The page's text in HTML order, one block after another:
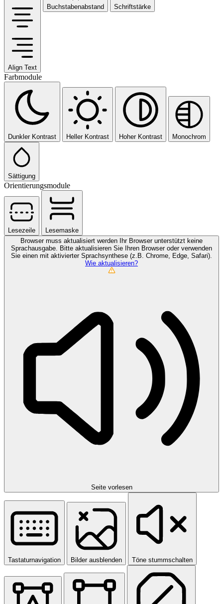
Align Text
Buchstabenabstand Schriftstärke
Farbmodule
Dunkler Kontrast Heller Kontrast Hoher Kontrast Monochrom
Sättigung
Orientierungsmodule
Lesezeile
Lesemaske
Browser muss aktualisiert werden
Ihr Browser unterstützt keine
Sprachausgabe. Bitte aktualisieren Sie Ihren Browser oder verwenden
Sie einen mit aktivierter Sprachsynthese (z.B. Chrome, Edge, Safari).
Wie aktualisieren?
Seite vorlesen
Tastaturnavigation Bilder ausblenden Töne stummschalten